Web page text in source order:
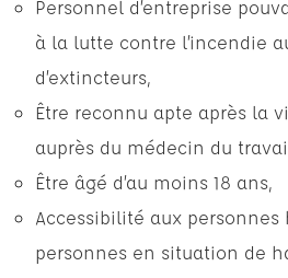
Personnel d’entreprise
à la lutte contre l’incendie
d’extincteurs,
Être reconnu apte après la
auprès du médecin du
Être âgé d’au moins 18 ans,
Accessibilité aux
personnes en situation de